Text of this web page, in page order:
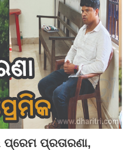
ପ୍ରତାରଣା,